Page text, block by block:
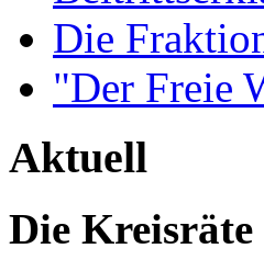
Die
"Der Freie
Aktuell
Die